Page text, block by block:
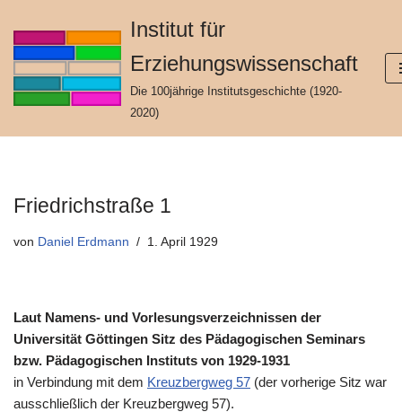
Zum
springen
Institut für
Erziehungswissenschaft
Die 100jährige Institutsgeschichte (1920-
2020)
Friedrichstraße 1
von Daniel Erdmann 1. April 1929
Laut Namens- und Vorlesungsverzeichnissen der
Universität Göttingen Sitz des Pädagogischen Seminars
bzw. Pädagogischen Instituts von 1929-1931
in Verbindung mit dem Kreuzbergweg 57 (der vorherige Sitz war
ausschließlich der Kreuzbergweg 57).